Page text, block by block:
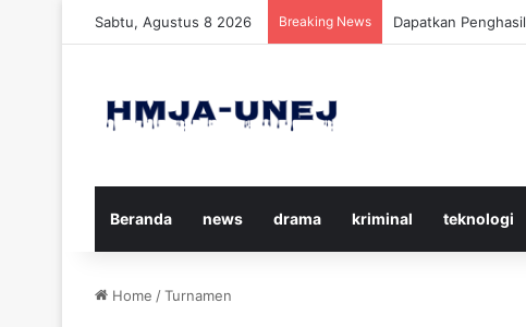
Sabtu, Agustus 8 2026 Breaking News Cara Efektif
Beranda news drama kriminal teknologi
Home /Turnamen